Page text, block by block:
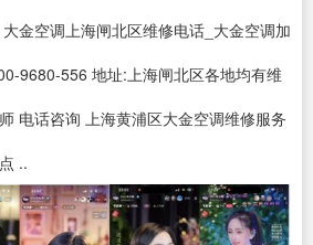
金空调上海闸北区维修电话_大金空调加
9680-556 地址:上海闸北区各地均有维
电话咨询 上海黄浦区大金空调维修服务
..